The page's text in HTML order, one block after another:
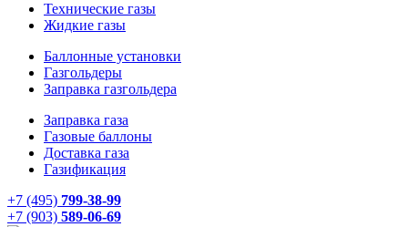
Технические газы
Жидкие газы
Баллонные установки
Газгольдеры
Заправка газгольдера
Заправка газа
Газовые баллоны
Доставка газа
Газификация
+7 (495) 799-38-99
+7 (903) 589-06-69